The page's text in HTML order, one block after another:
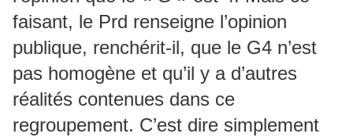
faisant, le Prd renseigne l’opinion
publique, renchérit-il, que le G4 n’est
pas homogène et qu’il y a d’autres
réalités contenues dans ce
regroupement. C’est dire simplement